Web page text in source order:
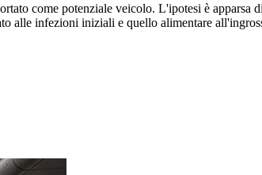
come potenziale veicolo. L'ipotesi è apparsa
infezioni iniziali e quello alimentare